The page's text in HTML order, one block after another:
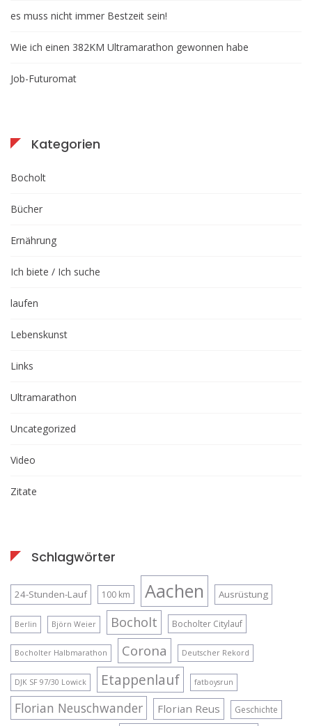
es muss nicht immer Bestzeit sein!
Wie ich einen 382KM Ultramarathon gewonnen habe
Job-Futuromat
Kategorien
Bocholt
Bücher
Ernährung
Ich biete / Ich suche
laufen
Lebenskunst
Links
Ultramarathon
Uncategorized
Video
Zitate
Schlagwörter
24-Stunden-Lauf 100 km Aachen Ausrüstung
Berlin Björn Weier Bocholt Bocholter Citylauf
Bocholter Halbmarathon Corona Deutscher Rekord
DJK SF 97/30 Lowick Etappenlauf fatboysrun
Florian Neuschwander Florian Reus Geschichte